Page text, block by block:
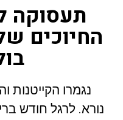
תעסוקה
החיוכים
נגמרו הקייטנות
נורא. לרגל חודש